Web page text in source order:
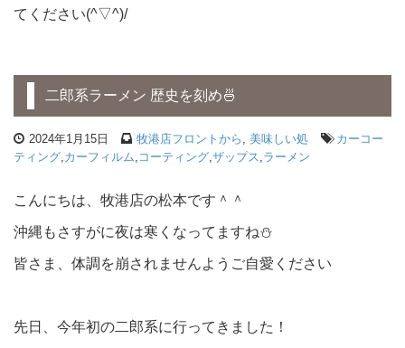
てください(^▽^)/
二郎系ラーメン 歴史を刻め🍜
2024年1月15日 牧港店フロントから 美味しい処
カーコー
ティング カーフィルム コーティング ザップス ラーメン
こんにちは、牧港店の松本です＾＾
沖縄もさすがに夜は寒くなってますね⛄
皆さま、体調を崩されませんようご自愛ください
先日、今年初の二郎系に行ってきました！